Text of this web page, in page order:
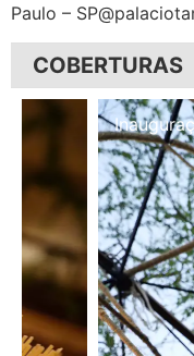
Paulo –
COBERTURAS
Inauguração Illa